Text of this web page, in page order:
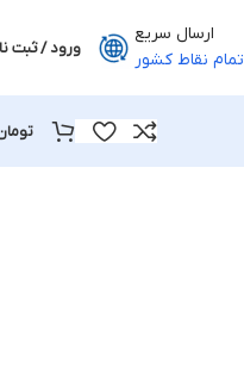
ارسال سریع
تمام نقاط کشور
ورود / ثبت